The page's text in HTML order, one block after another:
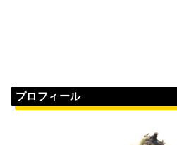
プロフィール